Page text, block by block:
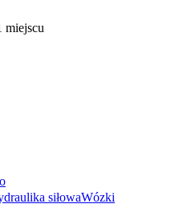
miejscu
siłowaWózki